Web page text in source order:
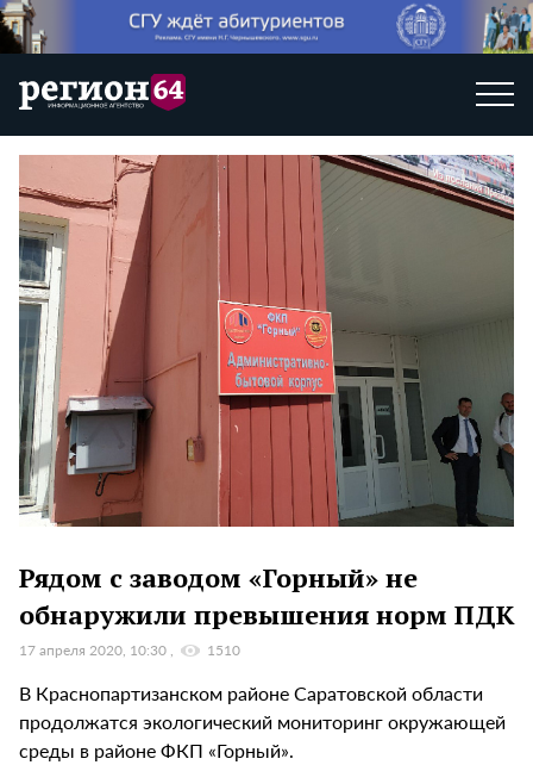
Рядом с заводом «Горный» не
обнаружили превышения норм ПДК
17 апреля 2020, 10:30 1510
В Краснопартизанском районе Саратовской области
продолжатся экологический мониторинг окружающей
среды в районе ФКП «Горный».